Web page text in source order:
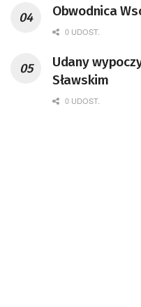
Obwodnica
0 UDOST.
Udany
Sławskim
0 UDOST.